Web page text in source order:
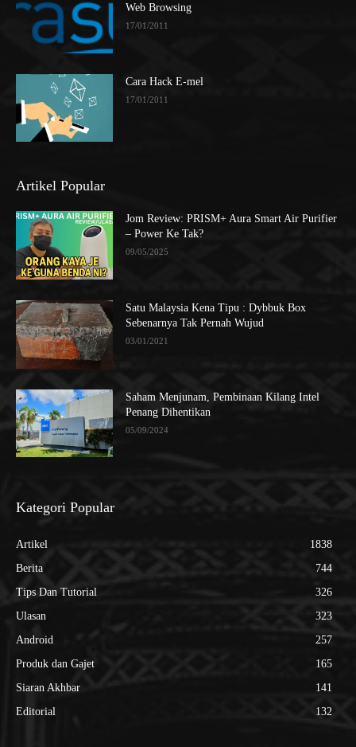
Web Browsing
17/01/2011
Cara Hack E-mel
17/01/2011
Artikel Popular
Jom Review: PRISM+ Aura Smart Air Purifier
– Power Ke Tak?
09/05/2025
Satu Malaysia Kena Tipu : Dybbuk Box
Sebenarnya Tak Pernah Wujud
03/01/2021
Saham Menjunam, Pembinaan Kilang Intel
Penang Dihentikan
05/09/2024
Kategori Popular
Artikel
1838
Berita
744
Tips Dan Tutorial
326
Ulasan
323
Android
257
Produk dan Gajet
165
Siaran Akhbar
141
Editorial
132